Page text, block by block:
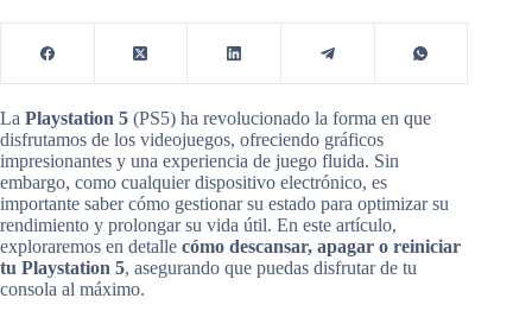
La Playstation 5 (PS5) ha revolucionado la forma en que
disfrutamos de los videojuegos, ofreciendo gráficos
impresionantes y una experiencia de juego fluida. Sin
embargo, como cualquier dispositivo electrónico, es
importante saber cómo gestionar su estado para optimizar su
rendimiento y prolongar su vida útil. En este artículo,
exploraremos en detalle cómo descansar, apagar o reiniciar
tu Playstation 5, asegurando que puedas disfrutar de tu
consola al máximo.